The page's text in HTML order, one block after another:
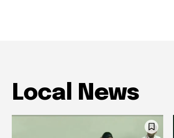
Local News